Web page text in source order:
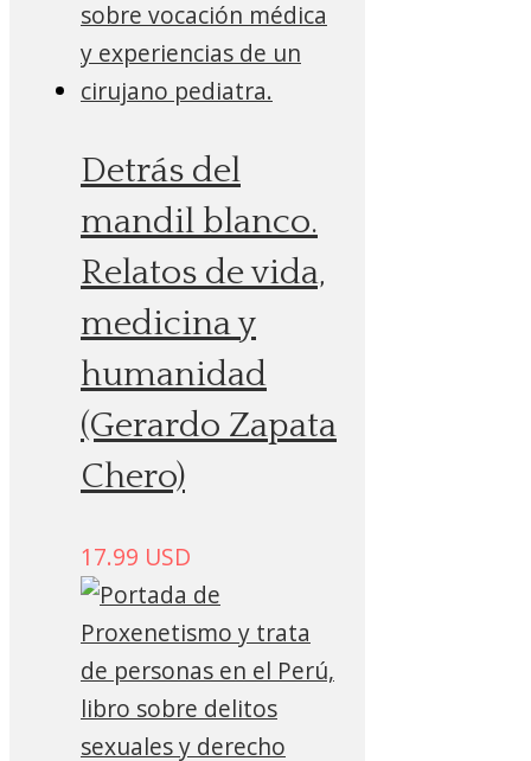
Detrás del
mandil blanco.
Relatos de vida,
medicina y
humanidad
(Gerardo Zapata
Chero)
17.99 USD